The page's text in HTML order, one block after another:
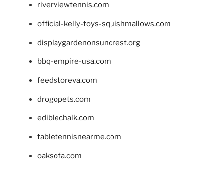
riverviewtennis.com
official-kelly-toys-squishmallows.com
displaygardenonsuncrest.org
bbq-empire-usa.com
feedstoreva.com
drogopets.com
ediblechalk.com
tabletennisnearme.com
oaksofa.com